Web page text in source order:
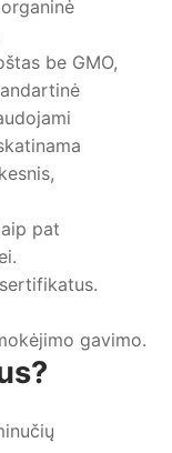
be GMO,
pat
gavimo.